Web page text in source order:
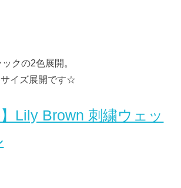
クの2色展開。
イズ展開です☆
】Lily Brown 刺繍ウェッ